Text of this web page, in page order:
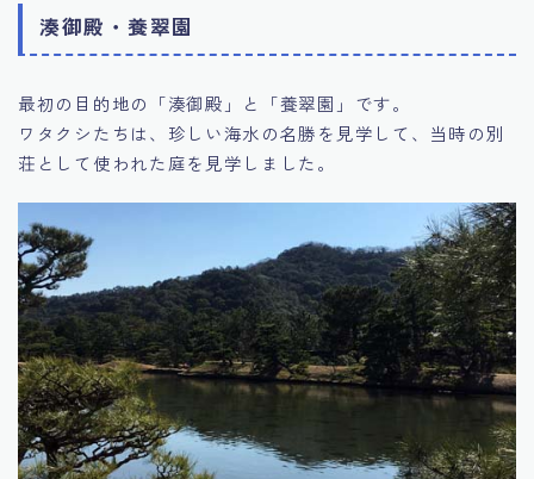
湊御殿・養翠園
最初の目的地の「湊御殿」と「養翠園」です。
ワタクシたちは、珍しい海水の名勝を見学して、当時の別
荘として使われた庭を見学しました。